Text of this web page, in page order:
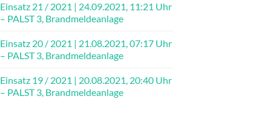
Einsatz 21 / 2021 | 24.09.2021, 11:21 Uhr
– PALST 3, Brandmeldeanlage
Einsatz 20 / 2021 | 21.08.2021, 07:17 Uhr
– PALST 3, Brandmeldeanlage
Einsatz 19 / 2021 | 20.08.2021, 20:40 Uhr
– PALST 3, Brandmeldeanlage